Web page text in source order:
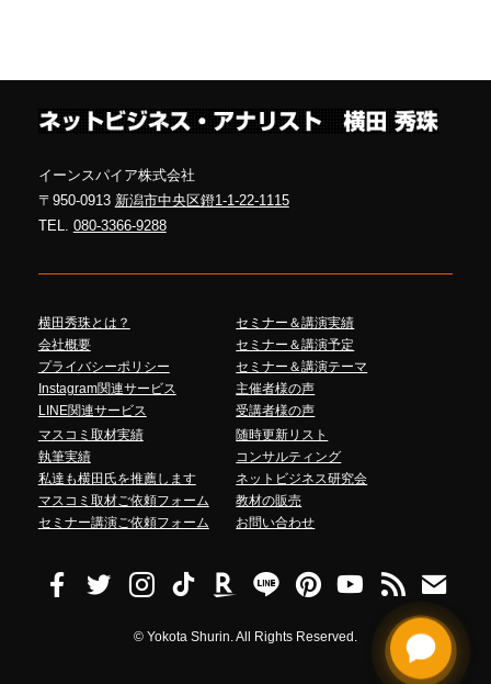
イーンスパイア株式会社
〒950-0913 新潟市中央区鐙1-1-22-1115
TEL. 080-3366-9288
横田秀珠とは？
会社概要
プライバシーポリシー
Instagram関連サービス
LINE関連サービス
セミナー＆講演実績
セミナー＆講演予定
セミナー＆講演テーマ
主催者様の声
受講者様の声
マスコミ取材実績
執筆実績
私達も横田氏を推薦します
マスコミ取材ご依頼フォーム
セミナー講演ご依頼フォーム
随時更新リスト
コンサルティング
ネットビジネス研究会
教材の販売
お問い合わせ
© Yokota Shurin. All Rights Reserved.
Talk to me!